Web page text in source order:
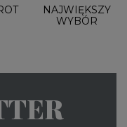
NAJWIĘKSZY
WYBÓR